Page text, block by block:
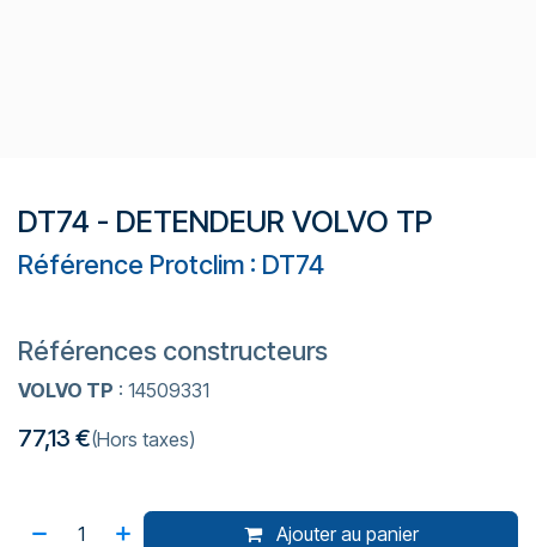
DT74 - DETENDEUR VOLVO TP
Référence Protclim : DT74
Références constructeurs
VOLVO TP : 14509331
77,13 €(Hors taxes)
Ajouter au panier